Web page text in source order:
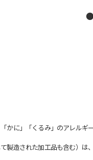
●
に」「くるみ」のアレルギ
造された加工品も含む）は